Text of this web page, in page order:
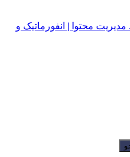
محتوا | انفورماتیک و